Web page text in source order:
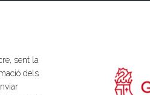
sent la
dels